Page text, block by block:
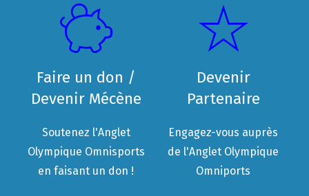
Faire un don /
Devenir Mécène
Soutenez l'Anglet
Olympique Omnisports
en faisant un don !
Devenir
Partenaire
Engagez-vous auprès
de l'Anglet Olympique
Omniports